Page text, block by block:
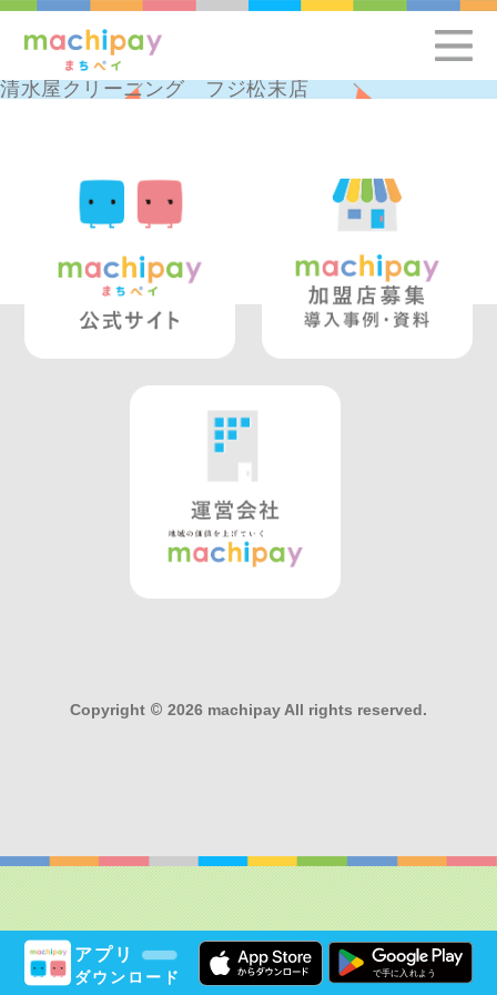
アプリ
ダウンロード
清水屋クリーニング フジ松末店
Copyright © 2026 machipay All rights reserved.